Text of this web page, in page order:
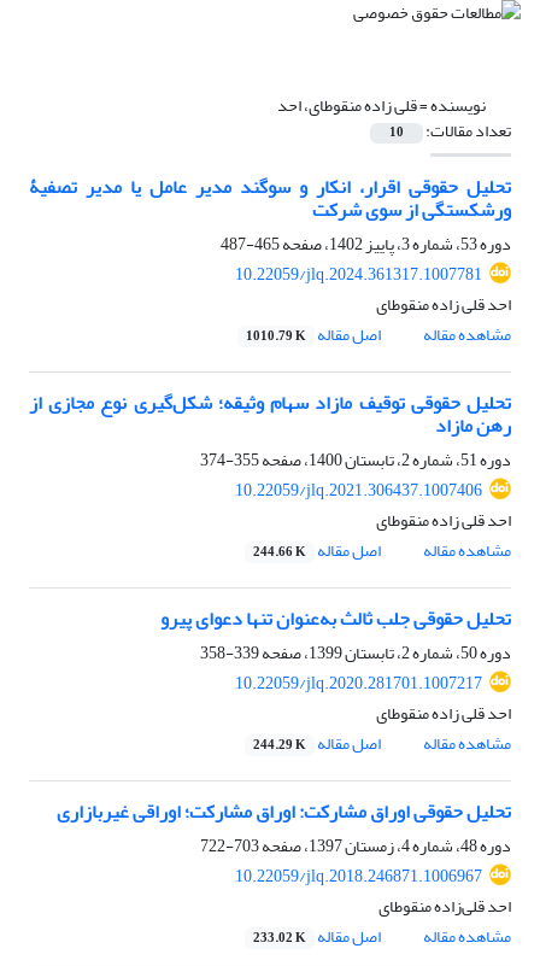
نویسنده =قلی زاده منقوطای، احد
تعداد مقالات: 10
تحلیل حقوقی اقرار، انکار و سوگند مدیر عامل یا مدیر تصفیۀ
ورشکستگی از سوی شرکت
دوره 53، شماره 3، پاییز 1402، صفحه
465-487
10.22059/jlq.2024.361317.1007781
احد قلی زاده منقوطای
مشاهده مقاله
اصل مقاله 1010.79 K
تحلیل حقوقی توقیف مازاد سهام وثیقه؛ شکل‌گیری نوع مجازی از
رهن مازاد
دوره 51، شماره 2، تابستان 1400، صفحه
355-374
10.22059/jlq.2021.306437.1007406
احد قلی زاده منقوطای
مشاهده مقاله
اصل مقاله 244.66 K
تحلیل حقوقی جلب ثالث به‌عنوان تنها دعوای پیرو
دوره 50، شماره 2، تابستان 1399، صفحه
339-358
10.22059/jlq.2020.281701.1007217
احد قلی زاده منقوطای
مشاهده مقاله
اصل مقاله 244.29 K
تحلیل حقوقی اوراق مشارکت: اوراق مشارکت؛ اوراقی غیربازاری
دوره 48، شماره 4، زمستان 1397، صفحه
703-722
10.22059/jlq.2018.246871.1006967
احد قلی‌زاده منقوطای
مشاهده مقاله
اصل مقاله 233.02 K